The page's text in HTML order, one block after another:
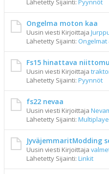
Lähetetty Sijainti: Pyynnöt
Ongelma moton kaa
Uusin viesti Kirjoittaja
Lähetetty Sijainti:
Fs15 hinattava
Uusin viesti Kirjoittaja
Lähetetty Sijainti: Pyynnöt
fs22 nevaa
Uusin viesti Kirjoittaja
Lähetetty Sijainti:
JyväjemmaritModding
Uusin viesti Kirjoittaja
Lähetetty Sijainti: Linkit